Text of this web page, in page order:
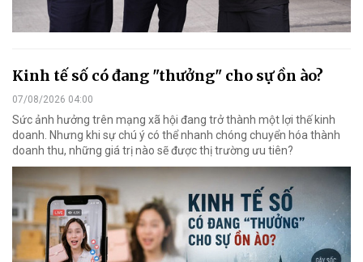
Kinh tế số có đang "thưởng" cho sự ồn ào?
07/08/2026 04:00
Sức ảnh hưởng trên mạng xã hội đang trở thành một lợi thế kinh
doanh. Nhưng khi sự chú ý có thể nhanh chóng chuyển hóa thành
doanh thu, những giá trị nào sẽ được thị trường ưu tiên?